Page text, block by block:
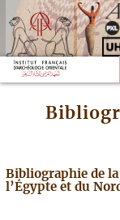
Bibliographie de
l’Égypte et du